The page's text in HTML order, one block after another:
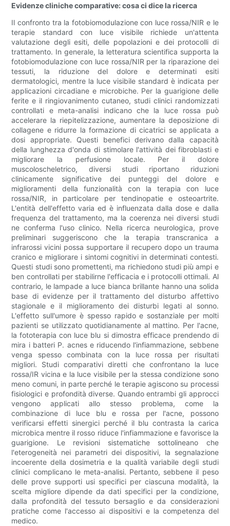
Evidenze cliniche comparative: cosa ci dice la ricerca
Il confronto tra la fotobiomodulazione con luce rossa/NIR e le
terapie standard con luce visibile richiede un'attenta
valutazione degli esiti, delle popolazioni e dei protocolli di
trattamento. In generale, la letteratura scientifica supporta la
fotobiomodulazione con luce rossa/NIR per la riparazione dei
tessuti, la riduzione del dolore e determinati esiti
dermatologici, mentre la luce visibile standard è indicata per
applicazioni circadiane e microbiche. Per la guarigione delle
ferite e il ringiovanimento cutaneo, studi clinici randomizzati
controllati e meta-analisi indicano che la luce rossa può
accelerare la riepitelizzazione, aumentare la deposizione di
collagene e ridurre la formazione di cicatrici se applicata a
dosi appropriate. Questi benefici derivano dalla capacità
della lunghezza d'onda di stimolare l'attività dei fibroblasti e
migliorare la perfusione locale. Per il dolore
muscoloscheletrico, diversi studi riportano riduzioni
clinicamente significative dei punteggi del dolore e
miglioramenti della funzionalità con la terapia con luce
rossa/NIR, in particolare per tendinopatie e osteoartrite.
L'entità dell'effetto varia ed è influenzata dalla dose e dalla
frequenza del trattamento, ma la coerenza nei diversi studi
ne conferma l'uso clinico. Nella ricerca neurologica, prove
preliminari suggeriscono che la terapia transcranica a
infrarossi vicini possa supportare il recupero dopo un trauma
cranico e migliorare i sintomi cognitivi in ​​determinati contesti.
Questi studi sono promettenti, ma richiedono studi più ampi e
ben controllati per stabilirne l'efficacia e i protocolli ottimali. Al
contrario, le lampade a luce bianca brillante hanno una solida
base di evidenze per il trattamento del disturbo affettivo
stagionale e il miglioramento dei disturbi legati al sonno.
L'effetto sull'umore è spesso rapido e sostanziale per molti
pazienti se utilizzato quotidianamente al mattino. Per l'acne,
la fototerapia con luce blu si dimostra efficace prendendo di
mira i batteri P. acnes e riducendo l'infiammazione, sebbene
venga spesso combinata con la luce rossa per risultati
migliori. Studi comparativi diretti che confrontano la luce
rossa/IR vicina e la luce visibile per la stessa condizione sono
meno comuni, in parte perché le terapie agiscono su processi
fisiologici e profondità diverse. Quando entrambi gli approcci
vengono applicati allo stesso problema, come la
combinazione di luce blu e rossa per l'acne, possono
verificarsi effetti sinergici perché il blu contrasta la carica
microbica mentre il rosso riduce l'infiammazione e favorisce la
guarigione. Le revisioni sistematiche sottolineano che
l'eterogeneità nei parametri dei dispositivi, la segnalazione
incoerente della dosimetria e la qualità variabile degli studi
clinici complicano le meta-analisi. Pertanto, sebbene il peso
delle prove supporti usi specifici per ciascuna modalità, la
scelta migliore dipende da dati specifici per la condizione,
dalla profondità del tessuto bersaglio e da considerazioni
pratiche come l'accesso ai dispositivi e la competenza del
medico.